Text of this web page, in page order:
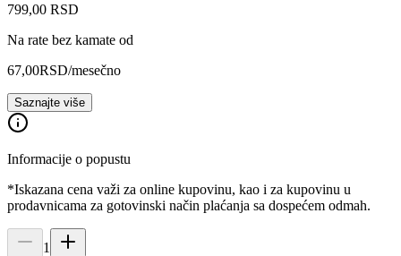
799,00 RSD
Na rate bez kamate od
67,00RSD/mesečno
Saznajte više
Informacije o popustu
*Iskazana cena važi za online kupovinu, kao i za kupovinu u
prodavnicama za gotovinski način plaćanja sa dospećem odmah.
1